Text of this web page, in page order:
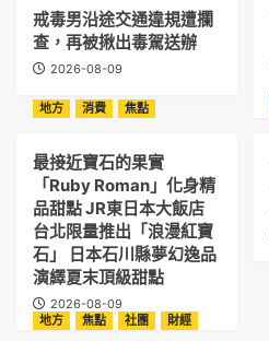
戒毒男沿途交通違規遭攔
查，再被揪出毒駕送辦
2026-08-09
地方
消費 焦點
最接近寶石的果實
「Ruby Roman」化身精
品甜點 JR東日本大飯店
台北限量推出「浪漫紅寶
石」 日本石川縣夢幻逸品
演繹夏末頂級甜點
2026-08-09
地方 焦點 社團 財經